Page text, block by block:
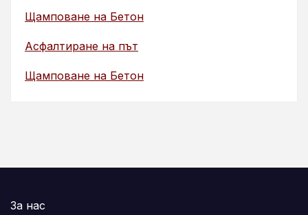
Щамповане на Бетон
Асфалтиране на път
Щамповане на Бетон
За нас